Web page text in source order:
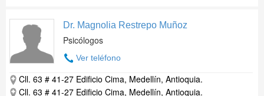
Dr. Magnolia Restrepo Muñoz
Psicólogos
Ver teléfono
Cll. 63 # 41-27 Edificio Cima, Medellín, Antioquia.
Cll. 63 # 41-27 Edificio Cima, Medellín, Antioquia.